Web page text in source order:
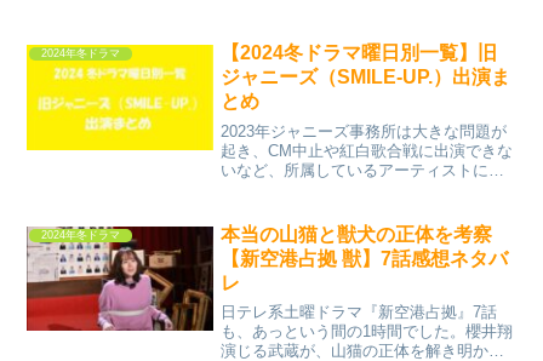
演じる青鬼登場新情報がたくさんでてき
ました。そこで今回は...
2024年冬ドラマ
【2024冬ドラマ曜日別一覧】旧
ジャニーズ（SMILE-UP.）出演ま
とめ
2023年ジャニーズ事務所は大きな問題が
起き、CM中止や紅白歌合戦に出演できな
いなど、所属しているアーティストにと
気になるところです。そこで今回は、
2024年冬ドラマ...
2024年冬ドラマ
本当の山猫と獣犬の正体を考察
【新空港占拠 獣】7話感想ネタバ
レ
日テレ系土曜ドラマ『新空港占拠』7話
も、あっという間の1時間でした。櫻井翔
演じる武蔵が、山猫の正体を解き明かし